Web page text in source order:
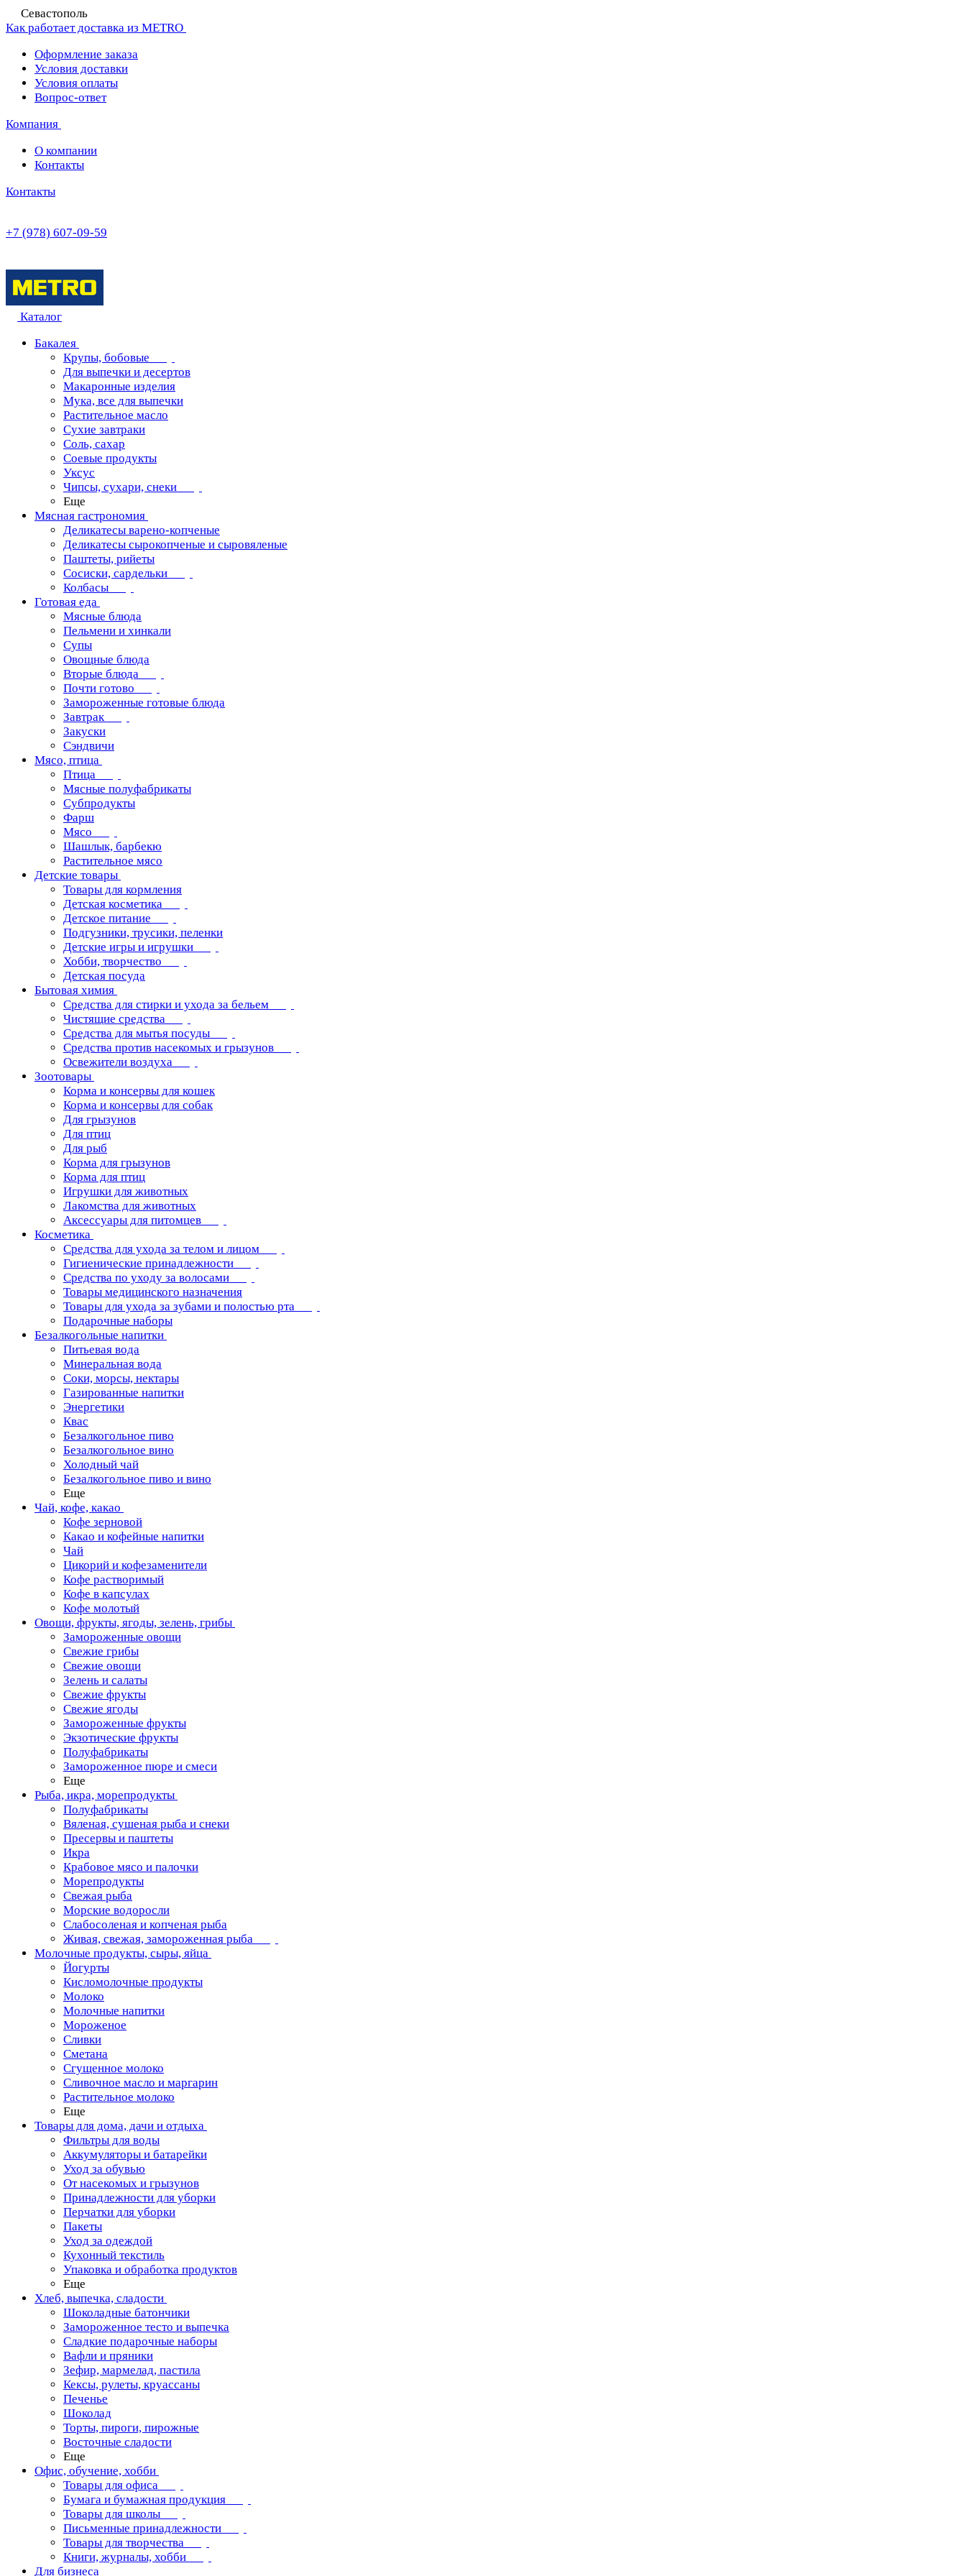
Севастополь
Как работает доставка из METRO
Оформление заказа
Условия доставки
Условия оплаты
Вопрос-ответ
Компания
О компании
Контакты
Контакты
+7 (978) 607-09-59
Каталог
Бакалея
Крупы, бобовые
Для выпечки и десертов
Макаронные изделия
Мука, все для выпечки
Растительное масло
Сухие завтраки
Соль, сахар
Соевые продукты
Уксус
Чипсы, сухари, снеки
Еще
Мясная гастрономия
Деликатесы варено-копченые
Деликатесы сырокопченые и сыровяленые
Паштеты, рийеты
Сосиски, сардельки
Колбасы
Готовая еда
Мясные блюда
Пельмени и хинкали
Супы
Овощные блюда
Вторые блюда
Почти готово
Замороженные готовые блюда
Завтрак
Закуски
Сэндвичи
Мясо, птица
Птица
Мясные полуфабрикаты
Субпродукты
Фарш
Мясо
Шашлык, барбекю
Растительное мясо
Детские товары
Товары для кормления
Детская косметика
Детское питание
Подгузники, трусики, пеленки
Детские игры и игрушки
Хобби, творчество
Детская посуда
Бытовая химия
Средства для стирки и ухода за бельем
Чистящие средства
Средства для мытья посуды
Средства против насекомых и грызунов
Освежители воздуха
Зоотовары
Корма и консервы для кошек
Корма и консервы для собак
Для грызунов
Для птиц
Для рыб
Корма для грызунов
Корма для птиц
Игрушки для животных
Лакомства для животных
Аксессуары для питомцев
Косметика
Средства для ухода за телом и лицом
Гигиенические принадлежности
Средства по уходу за волосами
Товары медицинского назначения
Товары для ухода за зубами и полостью рта
Подарочные наборы
Безалкогольные напитки
Питьевая вода
Минеральная вода
Соки, морсы, нектары
Газированные напитки
Энергетики
Квас
Безалкогольное пиво
Безалкогольное вино
Холодный чай
Безалкогольное пиво и вино
Еще
Чай, кофе, какао
Кофе зерновой
Какао и кофейные напитки
Чай
Цикорий и кофезаменители
Кофе растворимый
Кофе в капсулах
Кофе молотый
Овощи, фрукты, ягоды, зелень, грибы
Замороженные овощи
Свежие грибы
Свежие овощи
Зелень и салаты
Свежие фрукты
Свежие ягоды
Замороженные фрукты
Экзотические фрукты
Полуфабрикаты
Замороженное пюре и смеси
Еще
Рыба, икра, морепродукты
Полуфабрикаты
Вяленая, сушеная рыба и снеки
Пресервы и паштеты
Икра
Крабовое мясо и палочки
Морепродукты
Свежая рыба
Морские водоросли
Слабосоленая и копченая рыба
Живая, свежая, замороженная рыба
Молочные продукты, сыры, яйца
Йогурты
Кисломолочные продукты
Молоко
Молочные напитки
Мороженое
Сливки
Сметана
Сгущенное молоко
Сливочное масло и маргарин
Растительное молоко
Еще
Товары для дома, дачи и отдыха
Фильтры для воды
Аккумуляторы и батарейки
Уход за обувью
От насекомых и грызунов
Принадлежности для уборки
Перчатки для уборки
Пакеты
Уход за одеждой
Кухонный текстиль
Упаковка и обработка продуктов
Еще
Хлеб, выпечка, сладости
Шоколадные батончики
Замороженное тесто и выпечка
Сладкие подарочные наборы
Вафли и пряники
Зефир, мармелад, пастила
Кексы, рулеты, круассаны
Печенье
Шоколад
Торты, пироги, пирожные
Восточные сладости
Еще
Офис, обучение, хобби
Товары для офиса
Бумага и бумажная продукция
Товары для школы
Письменные принадлежности
Товары для творчества
Книги, журналы, хобби
Для бизнеса